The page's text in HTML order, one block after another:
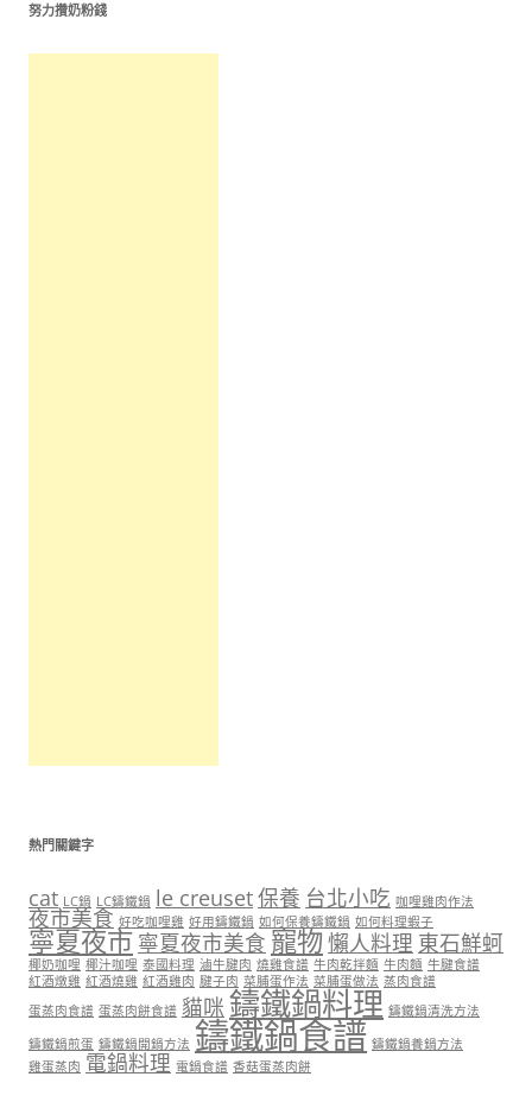
努力攢奶粉錢
熱門關鍵字
cat LC鍋 LC鑄鐵鍋 le creuset保養 台北小吃 咖哩雞肉作法
夜市美食 好吃咖哩雞 好用鑄鐵鍋 如何保養鑄鐵鍋 如何料理蝦子
寧夏夜市 寧夏夜市美食 寵物懶人料理 東石鮮蚵
椰奶咖哩 椰汁咖哩 泰國料理 滷牛腱肉 燒雞食譜 牛肉乾拌麵 牛肉麵 牛腱食譜
紅酒燉雞 紅酒燒雞 紅酒雞肉 腱子肉 菜脯蛋作法 菜脯蛋做法 蒸肉食譜
蛋蒸肉食譜 蛋蒸肉餅食譜 貓咪 鑄鐵鍋料理 鑄鐵鍋清洗方法
鑄鐵鍋煎蛋 鑄鐵鍋開鍋方法 鑄鐵鍋食譜 鑄鐵鍋養鍋方法
雞蛋蒸肉 電鍋料理 電鍋食譜 香菇蛋蒸肉餅